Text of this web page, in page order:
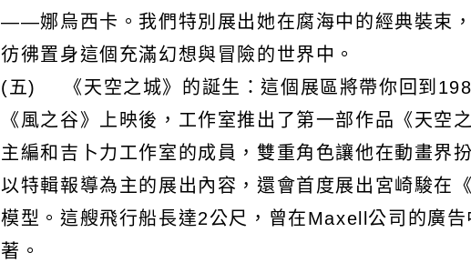
——娜烏西卡。我們特別展出她在腐海中的經典裝束
彷彿置身這個充滿幻想與冒險的世界中。
(五) 《天空之城》的誕生：這個展區將帶你回到
《風之谷》上映後，工作室推出了第一部作品《天空
主編和吉卜力工作室的成員，雙重角色讓他在動畫界
以特輯報導為主的展出內容，還會首度展出宮崎駿在
模型。這艘飛行船長達2公尺，曾在Maxell公司的廣
著。